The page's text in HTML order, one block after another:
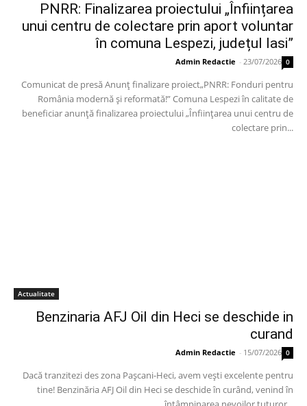
PNRR: Finalizarea proiectului „Înființarea
unui centru de colectare prin aport voluntar
în comuna Lespezi, județul Iasi”
Admin Redactie - 23/07/2026 0
Comunicat de presă Anunț finalizare proiect„PNRR: Fonduri pentru
România modernă și reformată!” Comuna Lespezi în calitate de
beneficiar anunță finalizarea proiectului „Înființarea unui centru de
colectare prin...
Actualitate
Benzinaria AFJ Oil din Heci se deschide in
curand
Admin Redactie - 15/07/2026 0
Dacă tranzitezi des zona Pașcani-Heci, avem vești excelente pentru
tine! Benzinăria AFJ Oil din Heci se deschide în curând, venind în